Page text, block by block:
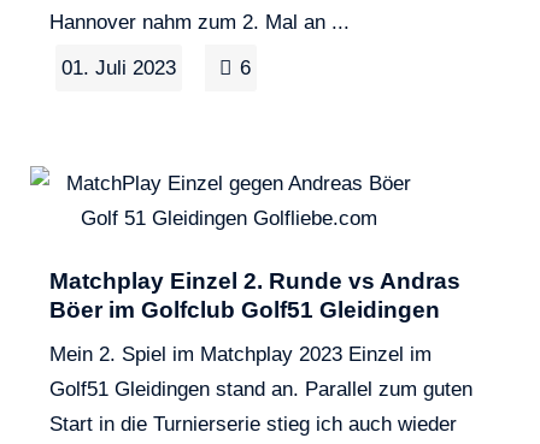
Hannover nahm zum 2. Mal an ...
01. Juli 2023
6
Matchplay Einzel 2. Runde vs Andras
Böer im Golfclub Golf51 Gleidingen
Mein 2. Spiel im Matchplay 2023 Einzel im
Golf51 Gleidingen stand an. Parallel zum guten
Start in die Turnierserie stieg ich auch wieder